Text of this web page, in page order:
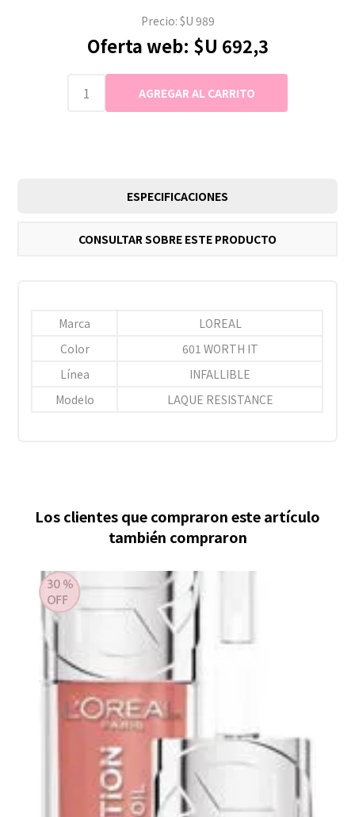
Precio: $U 989
Oferta web: $U 692,3
ESPECIFICACIONES
CONSULTAR SOBRE ESTE PRODUCTO
Marca
LOREAL
Color
601 WORTH IT
Línea
INFALLIBLE
Modelo
LAQUE RESISTANCE
Los clientes que compraron este artículo
también compraron